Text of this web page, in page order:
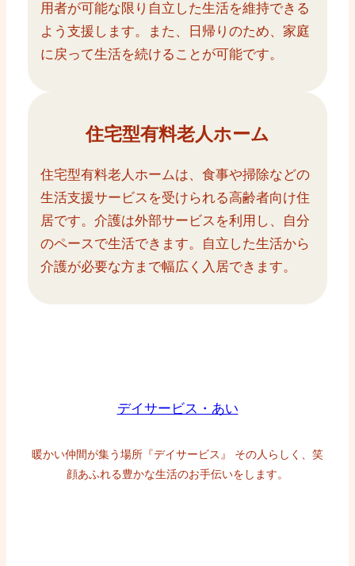
用者が可能な限り自立した生活を維持できる
よう支援します。また、日帰りのため、家庭
に戻って生活を続けることが可能です。
住宅型有料老人ホーム
住宅型有料老人ホームは、食事や掃除などの
生活支援サービスを受けられる高齢者向け住
居です。介護は外部サービスを利用し、自分
のペースで生活できます。自立した生活から
介護が必要な方まで幅広く入居できます。
デイサービス・あい
暖かい仲間が集う場所『デイサービス』 その人らしく、笑
顔あふれる豊かな生活のお手伝いをします。